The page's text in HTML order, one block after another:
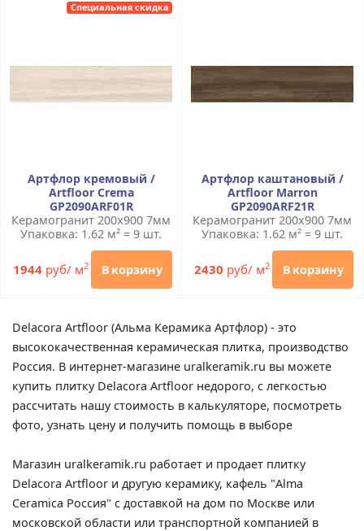
Специальная скидка
Артфлор кремовый /
Artfloor Crema
GP2090ARF01R
Керамогранит 200x900 7мм
Упаковка: 1.62 м² = 9 шт.
1944руб/ м2 В корзину
Артфлор каштановый /
Artfloor Marron
GP2090ARF21R
Керамогранит 200x900 7мм
Упаковка: 1.62 м² = 9 шт.
2430 руб/ м2 В корзину
Delacora Artfloor (Альма Керамика Артфлор) - это
высококачественная керамическая плитка, производство
Россия. В интернет-магазине uralkeramik.ru вы можете
купить плитку Delacora Artfloor недорого, с легкостью
рассчитать нашу стоимость в калькуляторе, посмотреть
фото, узнать цену и получить помощь в выборе
Магазин uralkeramik.ru работает и продает плитку
Delacora Artfloor и другую керамику, кафель "Alma
Ceramica Россия" с доставкой на дом по Москве или
московской области или транспортной компанией в